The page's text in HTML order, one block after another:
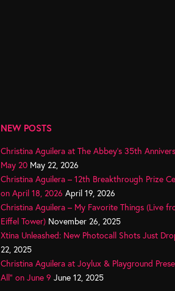
NEW POSTS
Christina Aguilera at The Abbey’s 35th
May 20 May 22, 2026
Christina Aguilera – 12th Breakthrough Prize
on April 18, 2026 April 19, 2026
Christina Aguilera – My Favorite Things (Live
Eiffel Tower) November 26, 2025
Xtina Unleashed: New Photocall Shots Just
22, 2025
Christina Aguilera at Joylux & Playground
All” on June 9 June 12, 2025